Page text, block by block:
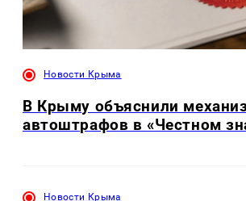
Новости Крыма
В Крыму объяснили
автоштрафов в «Честном
Новости Крыма